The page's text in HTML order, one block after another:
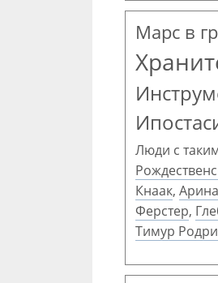
Марс в
Люди с
Кнаак,
Ферстер,
Тимур